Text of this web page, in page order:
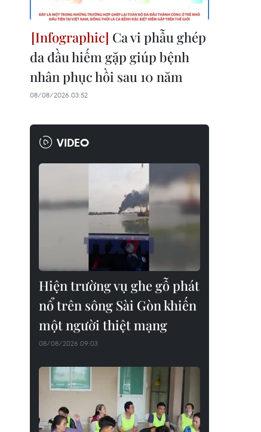
Ca vi phẫu ghép
da đầu hiếm gặp giúp bệnh
nhân phục hồi sau 10 năm
08/08/2026 03:52
VIDEO
Hiện trường vụ ghe gỗ phát
nổ trên sông Sài Gòn khiến
một người thiệt mạng
08/08/2026 09:03